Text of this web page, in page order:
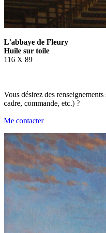
L'abbaye de Fleury
Huile sur toile
116 X 89
Vous désirez des
cadre, commande, etc.) ?
Me contacter